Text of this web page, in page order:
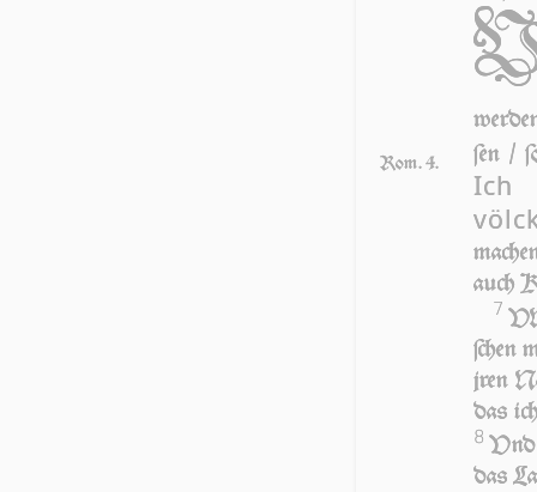
Rom. 4.
ſen /
Ich
auch
7
ſchen
jren
das
8 Vnd
das